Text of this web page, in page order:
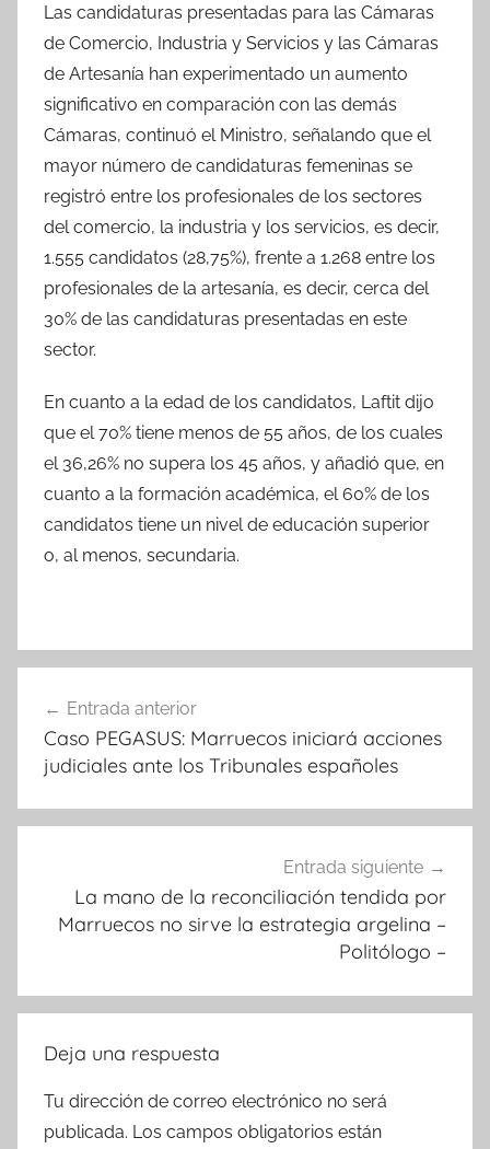
Las candidaturas presentadas para las Cámaras
de Comercio, Industria y Servicios y las Cámaras
de Artesanía han experimentado un aumento
significativo en comparación con las demás
Cámaras, continuó el Ministro, señalando que el
mayor número de candidaturas femeninas se
registró entre los profesionales de los sectores
del comercio, la industria y los servicios, es decir,
1.555 candidatos (28,75%), frente a 1.268 entre los
profesionales de la artesanía, es decir, cerca del
30% de las candidaturas presentadas en este
sector.
En cuanto a la edad de los candidatos, Laftit dijo
que el 70% tiene menos de 55 años, de los cuales
el 36,26% no supera los 45 años, y añadió que, en
cuanto a la formación académica, el 60% de los
candidatos tiene un nivel de educación superior
o, al menos, secundaria.
de
entradas
Entrada anterior
Caso PEGASUS: Marruecos iniciará acciones
judiciales ante los Tribunales españoles
Entrada siguiente
La mano de la reconciliación tendida por
Marruecos no sirve la estrategia argelina –
Politólogo –
Deja una respuesta
Tu dirección de correo electrónico no será
publicada. Los campos obligatorios están